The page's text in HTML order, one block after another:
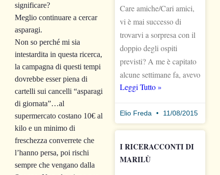
significare?
Meglio continuare a cercar
asparagi.
Non so perché mi sia
intestardita in questa ricerca,
la campagna di questi tempi
dovrebbe esser piena di
cartelli sui cancelli “asparagi
di giornata”…al
supermercato costano 10€ al
kilo e un minimo di
freschezza converrete che
l’hanno persa, poi rischi
sempre che vengano dalla
Care amiche/Cari amici,
vi è mai successo di
trovarvi a sorpresa con il
doppio degli ospiti
previsti? A me è capitato
alcune settimane fa, avevo
Leggi Tutto »
Elio Freda 11/08/2015
I RICERACCONTI DI
MARILÙ